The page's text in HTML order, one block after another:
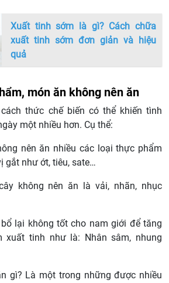
Xuất tinh sớm là gì? Cách chữa
xuất tinh sớm đơn giản và hiệu
quả
món ăn không nên ăn
thức chế biến có thể khiến tình
một nhiều hơn. Cụ thể:
nên ăn nhiều các loại thực phẩm
gắt như ớt, tiêu, sate…
không nên ăn là vải, nhãn, nhục
lại không tốt cho nam giới để tăng
xuất tinh như là: Nhân sâm, nhung
gì? Là một trong những được nhiều